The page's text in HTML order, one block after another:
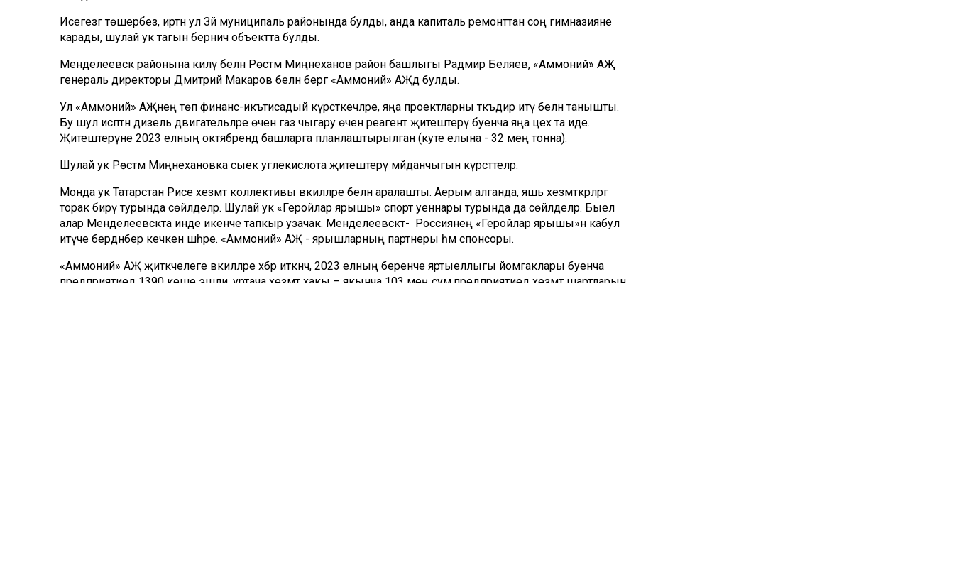
Исегезгә төшерәбез, иртән ул Зәй муниципаль районында булды, анда капиталь ремонттан соң гимназияне
карады, шулай ук тагын берничә объектта булды.
Менделеевск районына килү белән Рөстәм Миңнеханов район башлыгы Радмир Беляев, «Аммоний» АҖ
генераль директоры Дмитрий Макаров белән бергә «Аммоний» АҖдә булды.
Ул «Аммоний» АҖнең төп финанс-икътисадый күрсәткечләре, яңа проектларны тәкъдир итү белән танышты.
Бу шул исәптән дизель двигательләре өчен газ чыгару өчен реагент җитештерү буенча яңа цех та иде.
Җитештерүне 2023 елның октябрендә башларга планлаштырылган (куәте елына - 32 мең тонна).
Шулай ук Рөстәм Миңнехановка сыек углекислота җитештерү мәйданчыгын күрсәттеләр.
Монда ук Татарстан Рәисе хезмәт коллективы вәкилләре белән аралашты. Аерым алганда, яшь хезмәткәрләргә
торак бирү турында сөйләделәр. Шулай ук «Геройлар ярышы» спорт уеннары турында да сөйләделәр. Быел
алар Менделеевскта инде икенче тапкыр узачак. Менделеевскт- Россиянең «Геройлар ярышы»н кабул
итүче бердәнбер кечкенә шәһәре. «Аммоний» АҖ - ярышларның партнеры һәм спонсоры.
«Аммоний» АҖ җитәкчелеге вәкилләре хәбәр иткәнчә, 2023 елның беренче яртыеллыгы йомгаклары буенча
предприятиедә 1390 кеше эшли, уртача хезмәт хакы – якынча 103 мең сум.предприятиедә хезмәт шартларын